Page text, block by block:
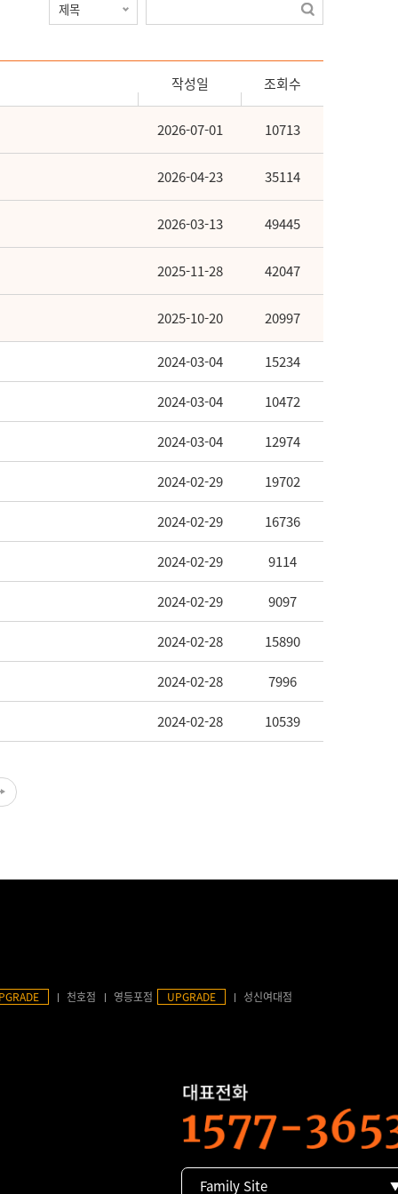
작성일 조회수
2026-07-01 10713
2026-04-23 35114
2026-03-13 49445
2025-11-28 42047
2025-10-20 20997
2024-03-04 15234
2024-03-04 10472
2024-03-04 12974
2024-02-29 19702
2024-02-29 16736
2024-02-29 9114
2024-02-29 9097
2024-02-28 15890
2024-02-28 7996
2024-02-28 10539
천호점 영등포점 UPGRADE 성신여대점
Family Site